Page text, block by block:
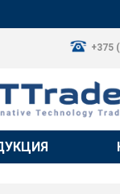
+375